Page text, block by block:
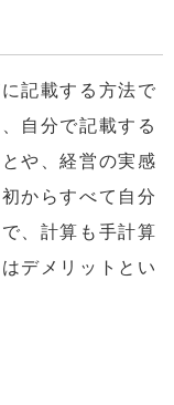
記載する方法で
自分で記載する
や、経営の実感
からすべて自分
、計算も手計算
デメリットとい